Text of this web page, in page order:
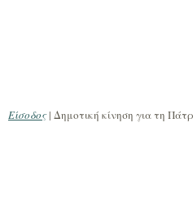
Είσοδος| Δημοτική κίνηση για τη